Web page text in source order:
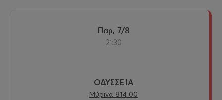
Παρ, 7/8
21:30
ΟΔΥΣΣΕΙΑ
Μύρινα 814 00